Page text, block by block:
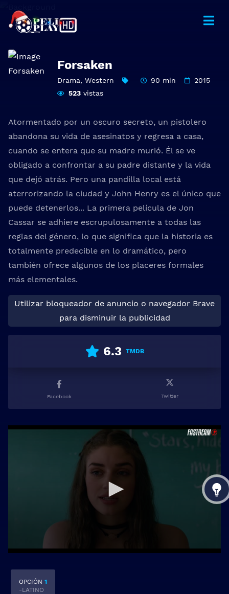
Forsaken
Drama, Western 90 min
2015
523 vistas
Atormentado por un oscuro secreto, un pistolero
abandona su vida de asesinatos y regresa a casa,
cuando se entera que su madre murió. Él se ve
obligado a confrontar a su padre distante y la vida
que dejó atrás. Pero una pandilla local está
aterrorizando la ciudad y John Henry es el único que
puede detenerlos... La primera película de Jon
Cassar se adhiere escrupulosamente a todas las
reglas del género, lo que significa que la historia es
totalmente predecible en lo dramático, pero
también ofrece algunos de los placeres formales
más elementales.
Utilizar bloqueador de anuncio o navegador Brave
para disminuir la publicidad
6.3 TMDB
Facebook Twitter
OPCIÓN 1
-LATINO